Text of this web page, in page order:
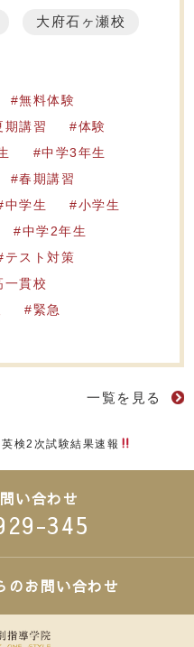
大府石ヶ瀬校
無料体験
期講習
体験
中学3年生
春期講習
中学生
小学生
中学2年生
テスト対策
一貫校
緊急
一覧を見る
英検2次試験結果速報
い合わせ
345
のお問い合わせ